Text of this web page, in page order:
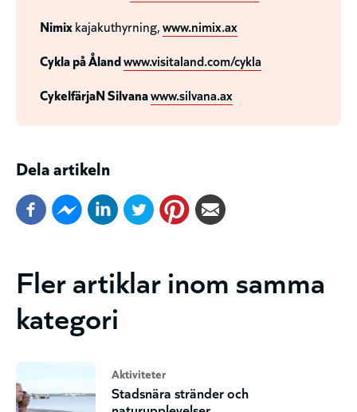
Nimixkajakuthyrning,www.nimix.ax
Cykla på Ålandwww.visitaland.com/cykla
CykelfärjaN Silvanawww.silvana.ax
Dela artikeln
Fler artiklar inom samma
kategori
Aktiviteter
Stadsnära stränder och